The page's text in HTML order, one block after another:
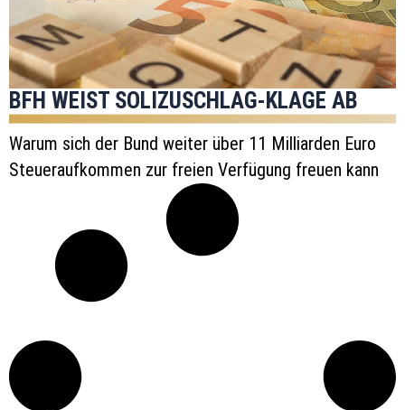
BFH WEIST SOLIZUSCHLAG-KLAGE AB
Warum sich der Bund weiter über 11 Milliarden Euro
Steueraufkommen zur freien Verfügung freuen kann